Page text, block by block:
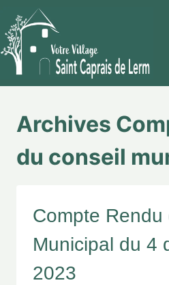
Archives
du conseil
Compte Rendu
Municipal du 4
2023